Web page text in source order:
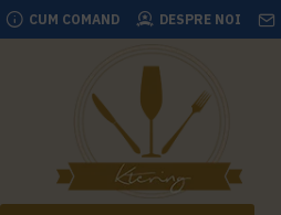
CUM COMAND DESPRE NOI